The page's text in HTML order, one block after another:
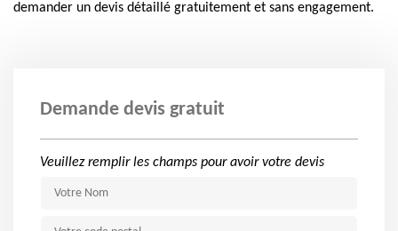
demander un devis détaillé gratuitement et sans engagement.
Demande devis gratuit
Veuillez remplir les champs pour avoir votre devis